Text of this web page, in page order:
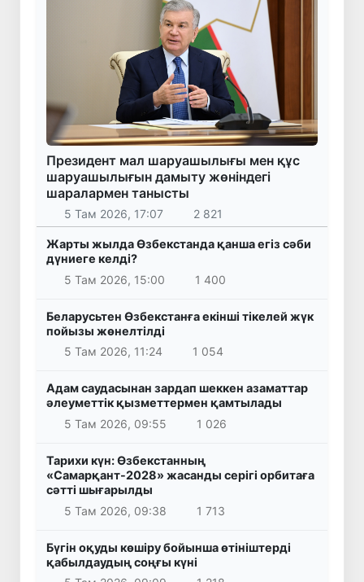
Президент мал шаруашылығы мен құс
шаруашылығын дамыту жөніндегі
шаралармен танысты
5 Там 2026, 17:07 2 821
Жарты жылда Өзбекстанда қанша егіз сәби
дүниеге келді?
5 Там 2026, 15:00
1 400
Беларусьтен Өзбекстанға екінші тікелей жүк
пойызы жөнелтілді
5 Там 2026, 11:24
1 054
Адам саудасынан зардап шеккен азаматтар
әлеуметтік қызметтермен қамтылады
5 Там 2026, 09:55
1 026
Тарихи күн: Өзбекстанның
«Самарқант-2028» жасанды серігі орбитаға
сәтті шығарылды
5 Там 2026, 09:38
1 713
Бүгін оқуды көшіру бойынша өтініштерді
қабылдаудың соңғы күні